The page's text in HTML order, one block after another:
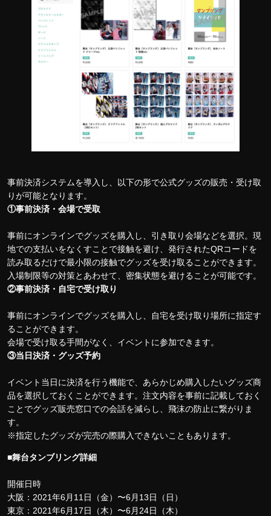
事前決済システムを導入し、以下の形で公式グッズの販売・受け取
りが可能となります。
①事前決済・会場で受取
事前にオンラインでグッズを購入し、引き取り会場などを選択。現
地での支払いをなくすことで接触を避け、発行されたQRコードを
読み取るだけで最小限の接触でグッズを受け取ることができます。
入場制限等の対策とあわせて、密集状態を避けることが可能です。
②事前決済・自宅で受け取り
事前にオンラインでグッズを購入し、自宅を受け取り場所に指定す
ることができます。
会場で受け取る手間がなく、イベントに参加できます。
③当日決済・グッズ予約
イベント当日に決済を行う機能で、あらかじめ購入したいグッズ商
品を選択しておくことができます。注文内容を事前に記載しておく
ことでグッズ販売窓口での会話を減らし、飛沫の防止に繋がりま
す。
※指定したグッズが完売の際購入できないこともあります。
■舞台タンブリング詳細
開催日時
大阪：2021年6月11日（金）〜6月13日（日）
東京：2021年6月17日（木）〜6月24日（木）